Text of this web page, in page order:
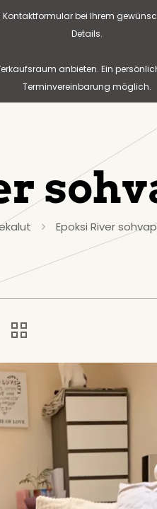
bei Ihrem
Details.
anbieten. Ein
Terminvereinbarung möglich.
Epoksi River